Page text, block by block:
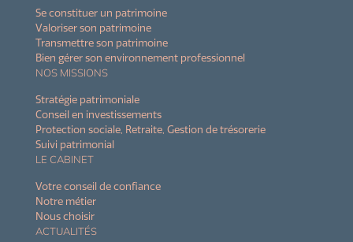
Se constituer un patrimoine
Valoriser son patrimoine
Transmettre son patrimoine
Bien gérer son environnement professionnel
NOS MISSIONS
Stratégie patrimoniale
Conseil en investissements
Protection sociale, Retraite, Gestion de trésorerie
Suivi patrimonial
LE CABINET
Votre conseil de confiance
Notre métier
Nous choisir
ACTUALITÉS